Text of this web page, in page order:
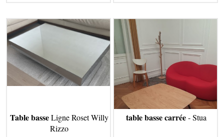
Table basseLigne Roset Willy
Rizzo
table basse carrée- Stua